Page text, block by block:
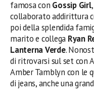
famosa con Gossip Girl
collaborato addirittura
poi della splendida
marito e collega Ryan
Lanterna Verde.
di ritrovarsi sul set con
Amber Tamblyn con le
di jeans, anche una